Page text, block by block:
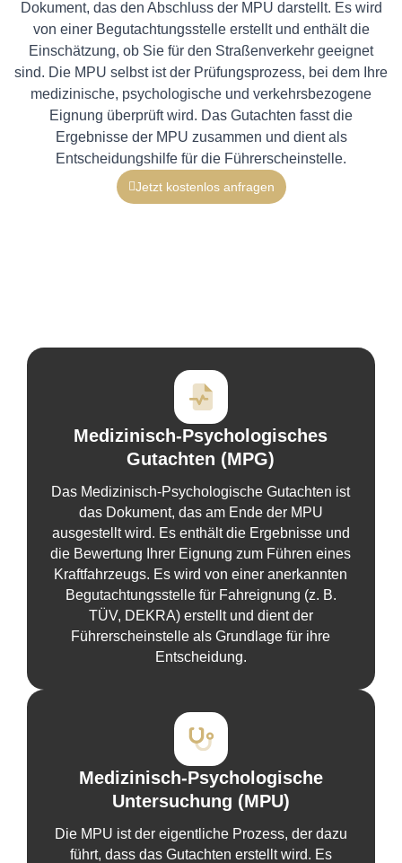
Dokument, das den Abschluss der MPU darstellt. Es wird
von einer Begutachtungsstelle erstellt und enthält die
Einschätzung, ob Sie für den Straßenverkehr geeignet
sind. Die MPU selbst ist der Prüfungsprozess, bei dem Ihre
medizinische, psychologische und verkehrsbezogene
Eignung überprüft wird. Das Gutachten fasst die
Ergebnisse der MPU zusammen und dient als
Entscheidungshilfe für die Führerscheinstelle.
Jetzt kostenlos anfragen
Medizinisch-Psychologisches
Gutachten (MPG)
Das Medizinisch-Psychologische Gutachten ist
das Dokument, das am Ende der MPU
ausgestellt wird. Es enthält die Ergebnisse und
die Bewertung Ihrer Eignung zum Führen eines
Kraftfahrzeugs. Es wird von einer anerkannten
Begutachtungsstelle für Fahreignung (z. B.
TÜV, DEKRA) erstellt und dient der
Führerscheinstelle als Grundlage für ihre
Entscheidung.
Medizinisch-Psychologische
Untersuchung (MPU)
Die MPU ist der eigentliche Prozess, der dazu
führt, dass das Gutachten erstellt wird. Es